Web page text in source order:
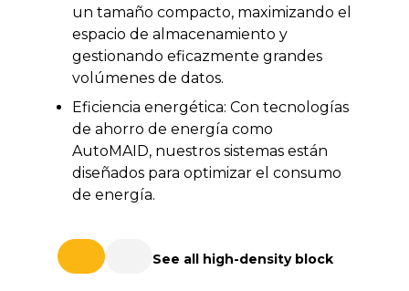
un tamaño compacto, maximizando el
espacio de almacenamiento y
gestionando eficazmente grandes
volúmenes de datos.
Eficiencia energética: Con tecnologías
de ahorro de energía como
AutoMAID, nuestros sistemas están
diseñados para optimizar el consumo
de energía.
See all high-density block